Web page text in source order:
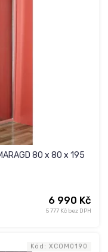
80 x 80 x 195
5 777 Kč bez DPH
6 990 Kč
Kód: XCOM0190